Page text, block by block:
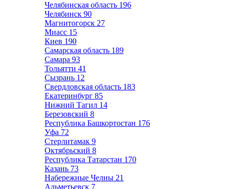
Челябинская область 196
Челябинск 90
Магнитогорск 27
Миасс 15
Киев 190
Самарская область 189
Самара 93
Тольятти 41
Сызрань 12
Свердловская область 183
Екатеринбург 85
Нижний Тагил 14
Березовский 8
Республика Башкортостан 176
Уфа 72
Стерлитамак 9
Октябрьский 8
Республика Татарстан 170
Казань 73
Набережные Челны 21
Альметьевск 7